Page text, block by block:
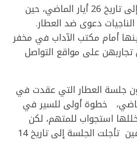
وتعود قصة العطار إلى تاريخ 26 أيار الماضي، حين
دعوى ضد العطار.
أمام مكتب الآداب في مخفر
على مواقع التواصل
جلسة العطار التي عقدت في
خطوة أولى للسير في
استجواب للمتهم، لكن
بسبب إضراب الموظفين تأجلت الجلسة إلى تاريخ 14